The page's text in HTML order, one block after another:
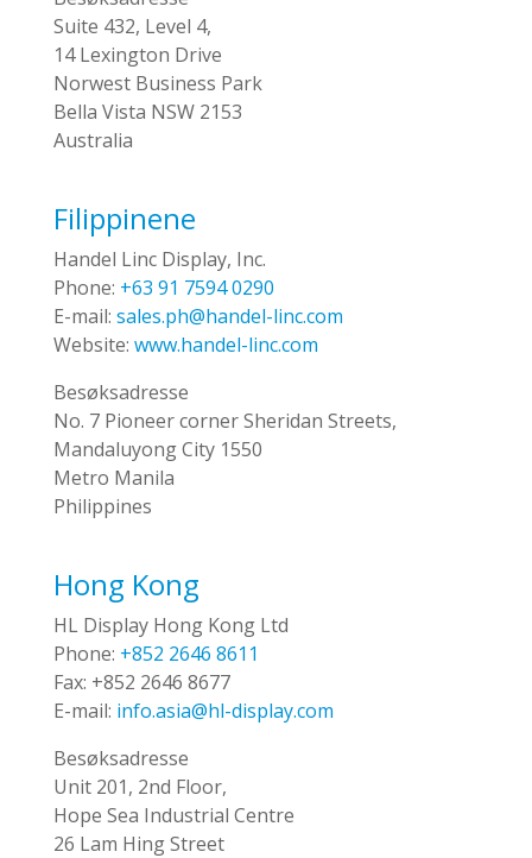
Suite 432, Level 4,
14 Lexington Drive
Norwest Business Park
Bella Vista NSW 2153
Australia
Filippinene
Handel Linc Display, Inc.
Phone: +63 91 7594 0290
E-mail: sales.ph@handel-linc.com
Website: www.handel-linc.com
Besøksadresse
No. 7 Pioneer corner Sheridan Streets,
Mandaluyong City 1550
Metro Manila
Philippines
Hong Kong
HL Display Hong Kong Ltd
Phone: +852 2646 8611
Fax: +852 2646 8677
E-mail: info.asia@hl-display.com
Besøksadresse
Unit 201, 2nd Floor,
Hope Sea Industrial Centre
26 Lam Hing Street